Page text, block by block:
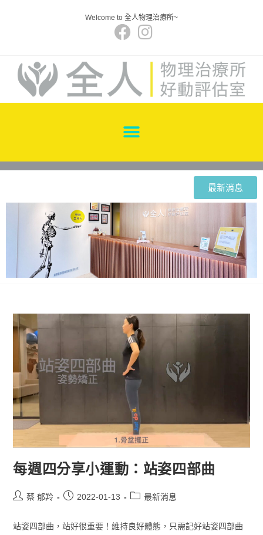
Welcome to 全人物理治療所~
最新消息
每週四分享小運動：站姿四部曲
蔡 郁羚 2022-01-13 最新消息
站姿四部曲，站好很重要！維持良好體態，只需記好站姿四部曲